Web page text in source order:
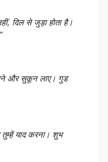
दिल से जुड़ा होता है।
और सुकून लाए। गुड
तुम्हें याद करना। शुभ